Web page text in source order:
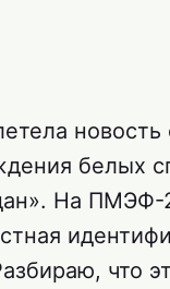
новость
белых
На
что